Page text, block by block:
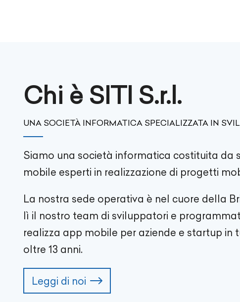
Chi è SITI S.r.l.
UNA SOCIETÀ INFORMATICA SPECIALIZZATA IN
Siamo una società informatica costituita da
mobile esperti in realizzazione di progetti
La nostra sede operativa è nel cuore della
lì il nostro team di sviluppatori e
realizza app mobile per aziende e startup in
oltre 13 anni.
Leggi di noi